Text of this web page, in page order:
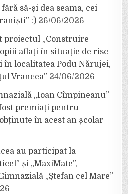
să-și dea seama, cei
:) 26/06/2026
proiectul „Construire
aflați în situație de risc
în localitatea Podu Nărujei,
Vrancea” 24/06/2026
„Ioan Cîmpineanu”
premiați pentru
în acest an școlar
au participat la
și „MaxiMate”,
„Ștefan cel Mare”